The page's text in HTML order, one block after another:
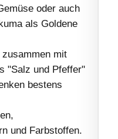
oder auch
als Goldene
mit
"Salz und Pfeffer"
bestens
und Farbstoffen.